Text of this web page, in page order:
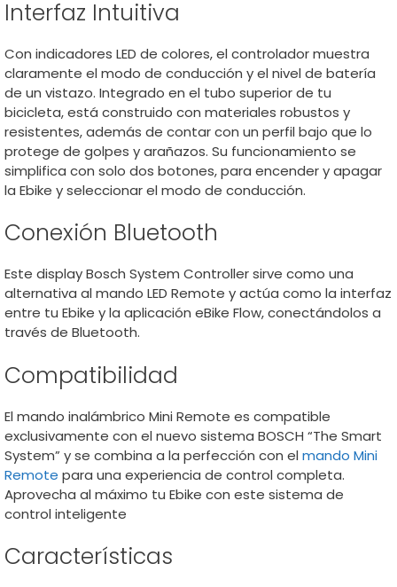
Interfaz Intuitiva
Con indicadores LED de colores, el controlador muestra
claramente el modo de conducción y el nivel de batería
de un vistazo. Integrado en el tubo superior de tu
bicicleta, está construido con materiales robustos y
resistentes, además de contar con un perfil bajo que lo
protege de golpes y arañazos. Su funcionamiento se
simplifica con solo dos botones, para encender y apagar
la Ebike y seleccionar el modo de conducción.
Conexión Bluetooth
Este display Bosch System Controller sirve como una
alternativa al mando LED Remote y actúa como la interfaz
entre tu Ebike y la aplicación eBike Flow, conectándolos a
través de Bluetooth.
Compatibilidad
El mando inalámbrico Mini Remote es compatible
exclusivamente con el nuevo sistema BOSCH “The Smart
System” y se combina a la perfección con el mando Mini
Remote para una experiencia de control completa.
Aprovecha al máximo tu Ebike con este sistema de
control inteligente
Características